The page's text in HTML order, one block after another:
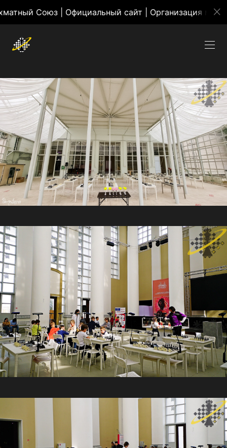
| Официальный сайт | Организация массовых